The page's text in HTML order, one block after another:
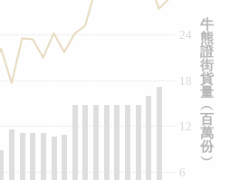
6
12
18
24
牛
熊
證
街
貨
量
︵
百
萬
份
︶